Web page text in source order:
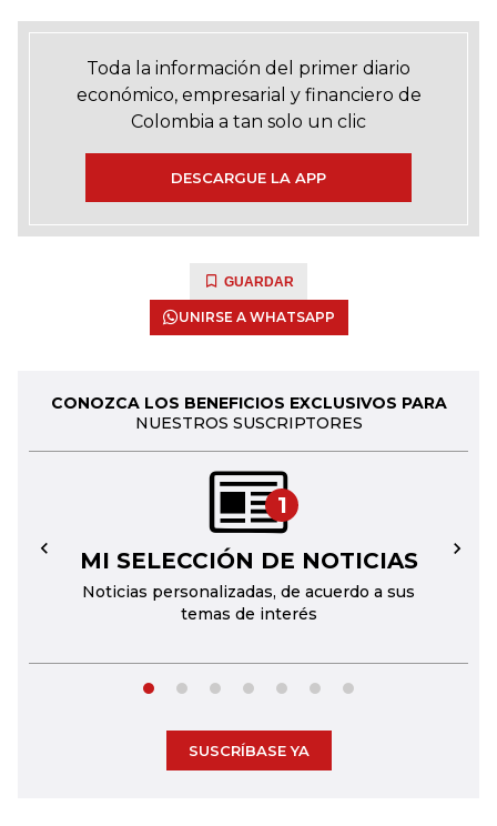
Toda la información del primer diario
económico, empresarial y financiero de
Colombia a tan solo un clic
DESCARGUE LA APP
GUARDAR
UNIRSE A WHATSAPP
CONOZCA LOS BENEFICIOS EXCLUSIVOS PARA
NUESTROS SUSCRIPTORES
1
MI SELECCIÓN DE NOTICIAS
Noticias personalizadas, de acuerdo a sus
temas de interés
← →
SUSCRÍBASE YA